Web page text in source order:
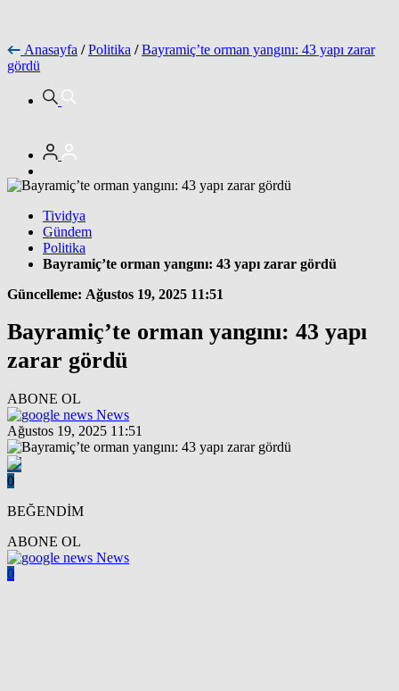
Anasayfa / Politika / Bayramiç’te orman yangını: 43 yapı zarar
gördü
Tividya
Gündem
Politika
Bayramiç’te orman yangını: 43 yapı zarar gördü
Güncelleme: Ağustos 19, 2025 11:51
Bayramiç’te orman yangını: 43 yapı
zarar gördü
ABONE OL
News
Ağustos 19, 2025 11:51
0
BEĞENDİM
ABONE OL
News
0